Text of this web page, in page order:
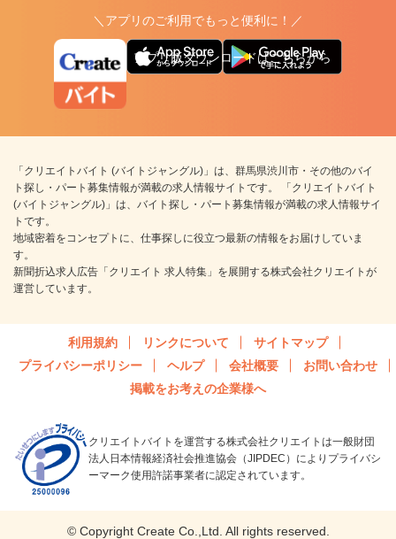
＼アプリのご利用でもっと便利に！／
アプリ版ダウンロードはこちらから
「クリエイトバイト (バイトジャングル)」は、群馬県渋川市・その他のバイ
ト探し・パート募集情報が満載の求人情報サイトです。 「クリエイトバイト
(バイトジャングル)」は、バイト探し・パート募集情報が満載の求人情報サイ
トです。
地域密着をコンセプトに、仕事探しに役立つ最新の情報をお届けしていま
す。
新聞折込求人広告「クリエイト 求人特集」を展開する株式会社クリエイトが
運営しています。
利用規約 リンクについて
サイトマップ
プライバシーポリシー
ヘルプ 会社概要
お問い合わせ
掲載をお考えの企業様へ
クリエイトバイトを運営する株式会社クリエイトは一般財団
法人日本情報経済社会推進協会（JIPDEC）によりプライバシ
ーマーク使用許諾事業者に認定されています。
© Copyright Create Co.,Ltd. All rights reserved.